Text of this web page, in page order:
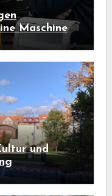
Maschine
und